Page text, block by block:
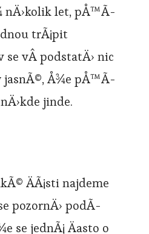
nÄ›kolik let, pÅ™Ã­
trÃ¡pit
vÂ podstatÄ› nic
jasnÃ©, Å¾e pÅ™Ã­
jinde.
ÄÃ¡sti najdeme
pozornÄ› podÃ­
se jednÃ¡ Äasto o